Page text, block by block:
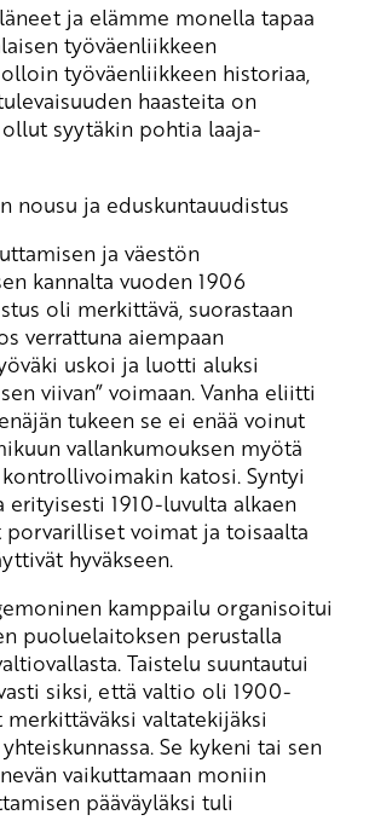
ja elämme monella tapaa
työväenliikkeen
työväenliikkeen historiaa,
haasteita on
syytäkin pohtia laaja-
nousu ja eduskuntauudistus
ja väestön
kannalta vuoden 1906
oli merkittävä, suorastaan
verrattuna aiempaan
uskoi ja luotti aluksi
viivan” voimaan. Vanha eliitti
tukeen se ei enää voinut
vallankumouksen myötä
katosi. Syntyi
1910-luvulta alkaen
voimat ja toisaalta
hyväkseen.
kamppailu organisoitui
puoluelaitoksen perustalla
Taistelu suuntautui
siksi, että valtio oli 1900-
merkittäväksi valtatekijäksi
Se kykeni tai sen
vaikuttamaan moniin
pääväyläksi tuli